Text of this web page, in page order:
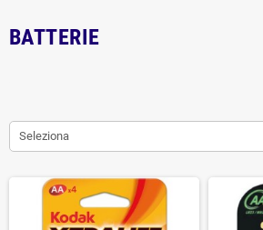
BATTERIE
Seleziona